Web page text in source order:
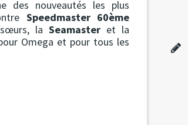
des nouveautés les plus
Speedmaster 60ème
sœurs, laSeamaster et la
Omega et pour tous les